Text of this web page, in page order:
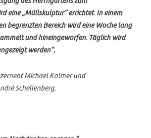
eine „Müllskulptur“ errichtet. In einem
begrenzten Bereich wird eine Woche lang
und hineingeworfen. Täglich wird
werden“,
Michael Kolmer und
Schellenberg.